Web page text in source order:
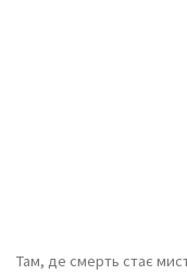
Там, де смерть стає